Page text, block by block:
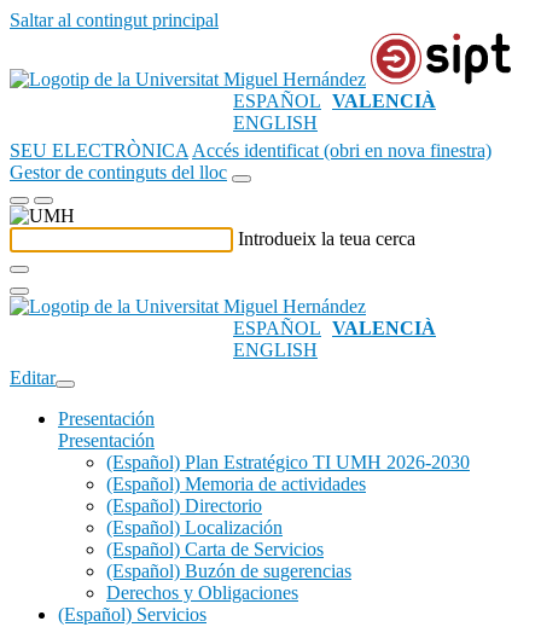
Saltar al contingut principal
ESPAÑOL VALENCIÀ
ENGLISH
SEU ELECTRÒNICA Accés identificat (obri en nova finestra)
Gestor de continguts del lloc
Introdueix la teua cerca
ESPAÑOL VALENCIÀ
ENGLISH
Editar
Presentación
Presentación
(Español) Plan Estratégico TI UMH 2026-2030
(Español) Memoria de actividades
(Español) Directorio
(Español) Localización
(Español) Carta de Servicios
(Español) Buzón de sugerencias
Derechos y Obligaciones
(Español) Servicios